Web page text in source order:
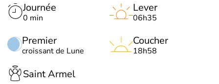
Journée
0 min
Premier
croissant de Lune
Lever
06h35
Coucher
18h58
Saint Armel